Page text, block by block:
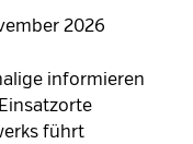
2026
informieren
führt